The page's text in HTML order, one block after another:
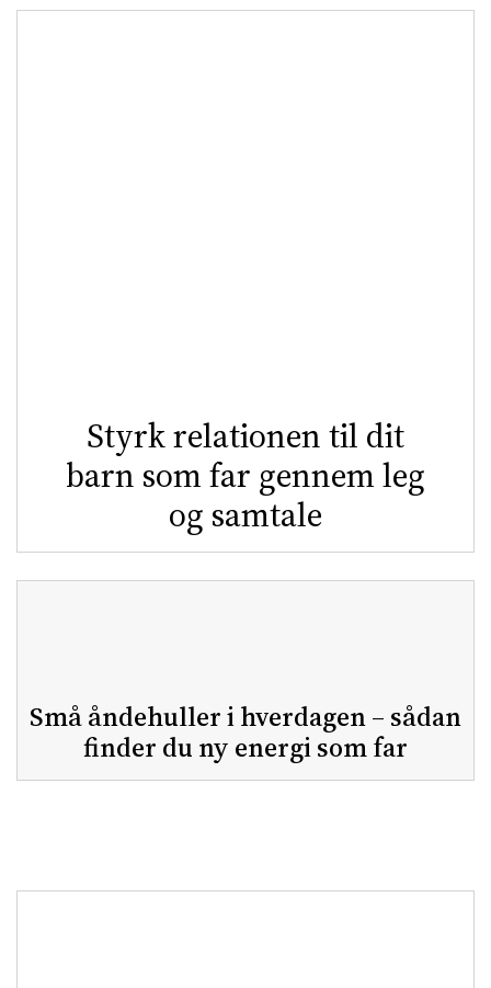
Styrk relationen til dit
barn som far gennem leg
og samtale
Små åndehuller i hverdagen – sådan
finder du ny energi som far